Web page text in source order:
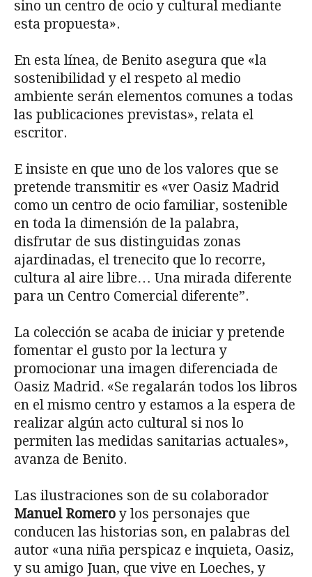
sino un centro de ocio y cultural mediante
esta propuesta».
En esta línea, de Benito asegura que «la
sostenibilidad y el respeto al medio
ambiente serán elementos comunes a todas
las publicaciones previstas», relata el
escritor.
E insiste en que uno de los valores que se
pretende transmitir es «ver Oasiz Madrid
como un centro de ocio familiar, sostenible
en toda la dimensión de la palabra,
disfrutar de sus distinguidas zonas
ajardinadas, el trenecito que lo recorre,
cultura al aire libre… Una mirada diferente
para un Centro Comercial diferente”.
La colección se acaba de iniciar y pretende
fomentar el gusto por la lectura y
promocionar una imagen diferenciada de
Oasiz Madrid. «Se regalarán todos los libros
en el mismo centro y estamos a la espera de
realizar algún acto cultural si nos lo
permiten las medidas sanitarias actuales»,
avanza de Benito.
Las ilustraciones son de su colaborador
Manuel Romeroy los personajes que
conducen las historias son, en palabras del
autor «una niña perspicaz e inquieta, Oasiz,
y su amigo Juan, que vive en Loeches, y